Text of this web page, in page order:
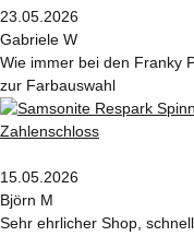
23.05.2026
Gabriele W
Wie immer bei den Franky
zur Farbauswahl
15.05.2026
Björn M
Sehr ehrlicher Shop,